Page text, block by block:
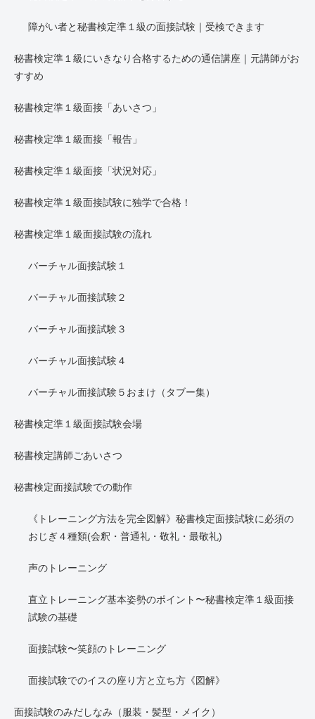
障がい者と秘書検定準１級の面接試験｜受検できます
秘書検定準１級にいきなり合格するための通信講座｜元講師がお
すすめ
秘書検定準１級面接「あいさつ」
秘書検定準１級面接「報告」
秘書検定準１級面接「状況対応」
秘書検定準１級面接試験に独学で合格！
秘書検定準１級面接試験の流れ
バーチャル面接試験１
バーチャル面接試験２
バーチャル面接試験３
バーチャル面接試験４
バーチャル面接試験５おまけ（タブー集）
秘書検定準１級面接試験会場
秘書検定講師ごあいさつ
秘書検定面接試験での動作
《トレーニング方法を完全図解》秘書検定面接試験に必須の
おじぎ４種類(会釈・普通礼・敬礼・最敬礼)
声のトレーニング
直立トレーニング基本姿勢のポイント〜秘書検定準１級面接
試験の基礎
面接試験〜笑顔のトレーニング
面接試験でのイスの座り方と立ち方《図解》
面接試験のみだしなみ（服装・髪型・メイク）